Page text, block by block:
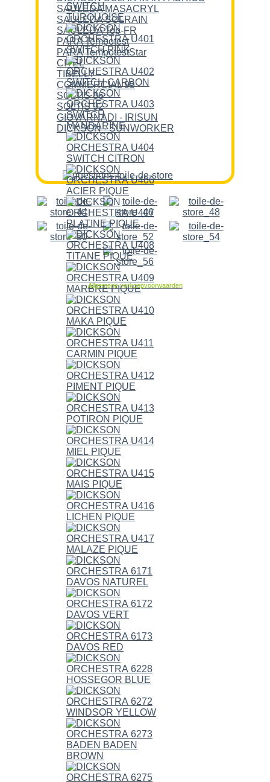
SAULEDA MASACRYL
SAULEDA SOLRAIN
SAULEDA Top-FR
PARA Tempotest
PARA TempotestStar
CITEL
TIBELLY
COMMERCIAL 95
SOLTIS 86
SOLTIS 92
GIOVARNADI - IRISUN
DICKSON - SUNWORKER
Allgemene verkoopvoorwaarden